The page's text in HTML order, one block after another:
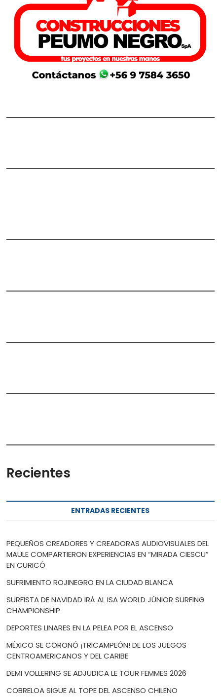
Recientes
ENTRADAS RECIENTES
PEQUEÑOS CREADORES Y CREADORAS AUDIOVISUALES DEL
MAULE COMPARTIERON EXPERIENCIAS EN “MIRADA CIESCU”
EN CURICÓ
SUFRIMIENTO ROJINEGRO EN LA CIUDAD BLANCA
SURFISTA DE NAVIDAD IRÁ AL ISA WORLD JÚNIOR SURFING
CHAMPIONSHIP
DEPORTES LINARES EN LA PELEA POR EL ASCENSO
MÉXICO SE CORONÓ ¡TRICAMPEÓN! DE LOS JUEGOS
CENTROAMERICANOS Y DEL CARIBE
DEMI VOLLERING SE ADJUDICA LE TOUR FEMMES 2026
COBRELOA SIGUE AL TOPE DEL ASCENSO CHILENO